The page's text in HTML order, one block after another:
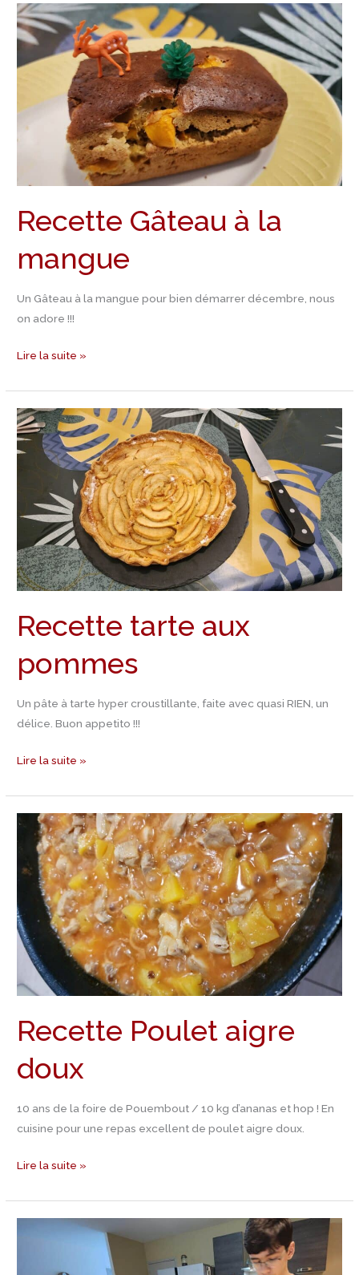
Recette Gâteau à la
mangue
Un Gâteau à la mangue pour bien démarrer décembre, nous
on adore !!!
Recette
Gâteau
la
Lire la suite »
Recette tarte aux
pommes
Un pâte à tarte hyper croustillante, faite avec quasi RIEN, un
délice. Buon appetito !!!
Recette
tarte
aux
Lire la suite »
Recette Poulet aigre
doux
10 ans de la foire de Pouembout / 10 kg d’ananas et hop ! En
cuisine pour une repas excellent de poulet aigre doux.
Recette
Poulet
aigre
doux
Lire la suite »